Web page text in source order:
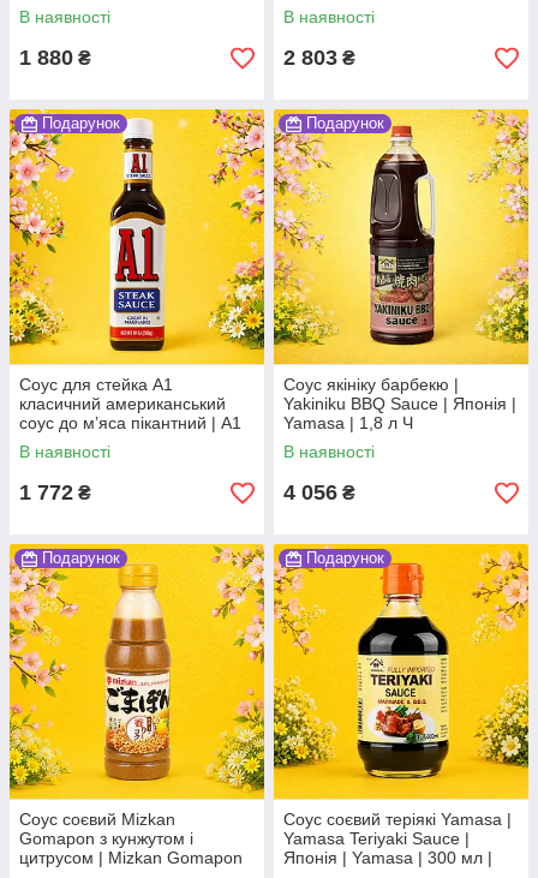
В наявності
1 880 ₴
В наявності
2 803 ₴
Подарунок
Соус для стейка А1
класичний американський
соус до мʼяса пікантний | A1
Steak Sauce | США | Kraft |
283 г | класичний По
В наявності
1 772 ₴
Подарунок
Соус якініку барбекю |
Yakiniku BBQ Sauce | Японія |
Yamasa | 1,8 л Ч
В наявності
4 056 ₴
Подарунок
Соус соєвий Mizkan
Gomapon з кунжутом і
цитрусом | Mizkan Gomapon
Подарунок
Соус соєвий теріякі Yamasa |
Yamasa Teriyaki Sauce |
Японія | Yamasa | 300 мл |